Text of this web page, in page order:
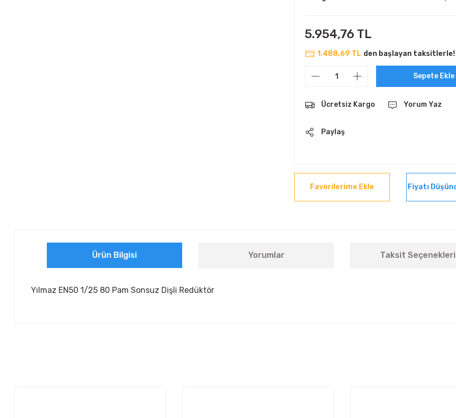
5.954,76 TL
1.488,69 TL den başlayan taksitlerle!
Sepete Ekle
Ücretsiz Kargo Yorum Yaz
Paylaş
Fiyatı
Ürün Bilgisi Yorumlar Taksit Seçenekleri
Yılmaz EN50 1/25 80 Pam Sonsuz Dişli Redüktör